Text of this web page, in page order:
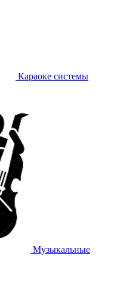
Караоке системы
Музыкальные